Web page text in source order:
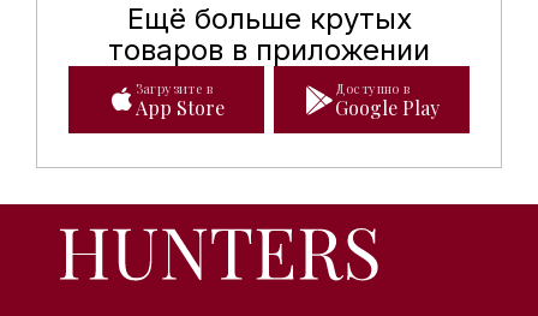
Ещё больше крутых
товаров в приложении
Мобильное приложение
Загрузите в
App Store
Доступно в
Google Play